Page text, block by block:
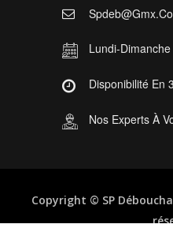
Lundi-
Disponibilité En
Nos Experts À
Copyright © SP